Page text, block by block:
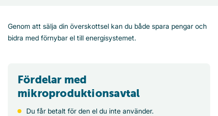
Genom att sälja din överskottsel kan du både spara pengar och
bidra med förnybar el till energisystemet.
Fördelar med
mikroproduktionsavtal
Du får betalt för den el du inte använder.